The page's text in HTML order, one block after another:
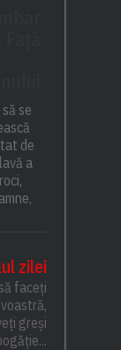
se
de
a
zilei
faceți
greși